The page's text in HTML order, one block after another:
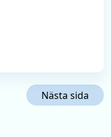
Nästa sida